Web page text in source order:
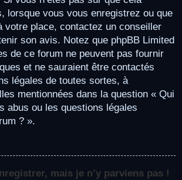
lorsque vous vous enregistrez ou que
votre place, contactez un conseiller
son avis. Notez que phpBB Limited
de ce forum ne peuvent pas fournir
et ne sauraient être contactés
légales de toutes sortes, à
mentionnées dans la question « Qui
abus ou les questions légales
? ».
mais je n’y parviens pas !